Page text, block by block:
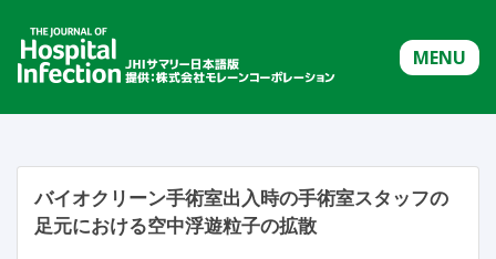
MENU
バイオクリーン手術室出入時の手術室スタッフの
足元における空中浮遊粒子の拡散